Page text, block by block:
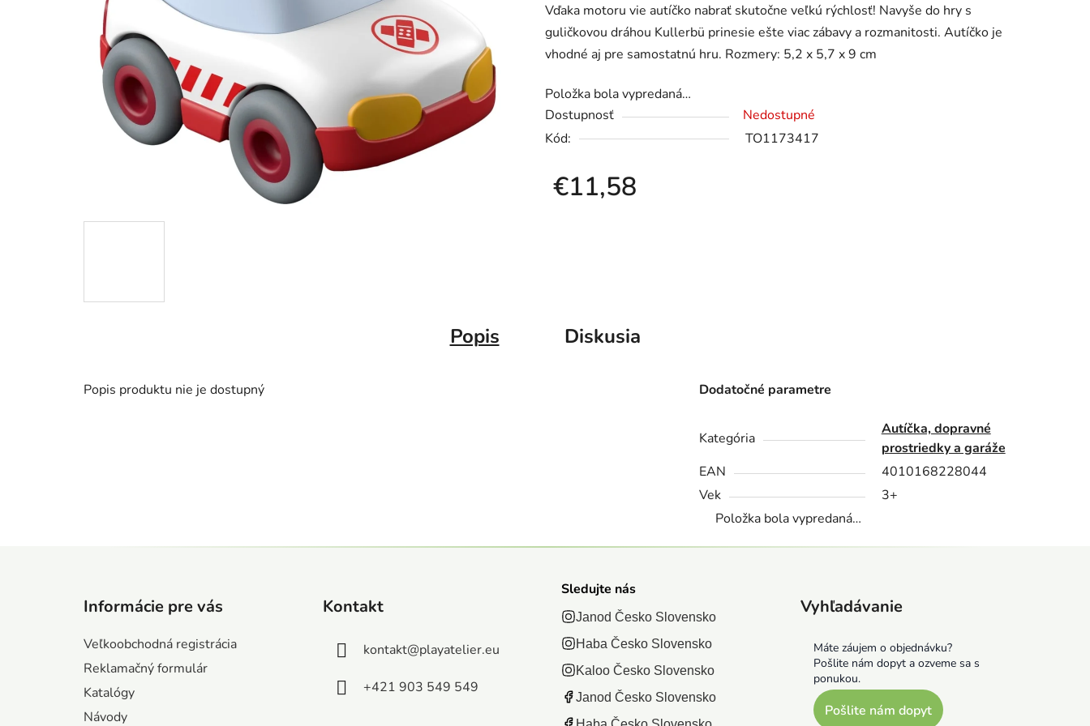
0,0
z
5
Vďaka motoru vie autíčko nabrať skutočne veľkú rýchlosť! Navyše do hry s
guličkovou dráhou Kullerbü prinesie ešte viac zábavy a rozmanitosti. Autíčko je
vhodné aj pre samostatnú hru. Rozmery: 5,2 x 5,7 x 9 cm
Položka bola vypredaná…
Dostupnosť
Nedostupné
Kód:
TO1173417
€11,58
Popis Diskusia
Popis produktu nie je dostupný Dodatočné parametre
Kategória
Autíčka, dopravné
prostriedky a garáže
EAN
4010168228044
Vek
3+
Položka bola vypredaná…
Informácie pre vás
Veľkoobchodná registrácia
Reklamačný formulár
Katalógy
Návody
Kontakt
kontakt@playatelier.eu
+421 903 549 549
Sledujte nás
Janod Česko Slovensko
Haba Česko Slovensko
Kaloo Česko Slovensko
Janod Česko Slovensko
Vyhľadávanie
Máte záujem o objednávku?
Pošlite nám dopyt a ozveme sa s
ponukou.
Pošlite nám dopyt